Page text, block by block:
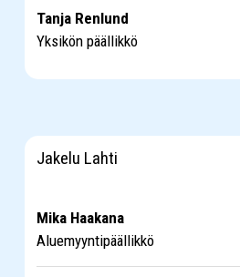
Tanja Renlund
Yksikön päällikkö
Jakelu Lahti
Mika Haakana
Aluemyyntipäällikkö